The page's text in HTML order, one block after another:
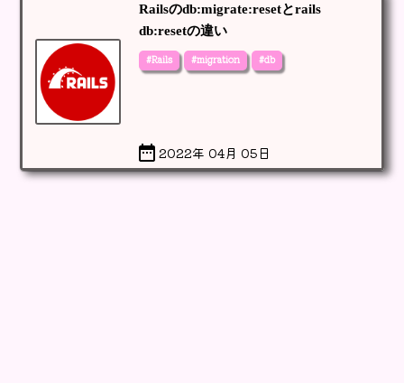
Railsのdb:migrate:resetとrails
db:resetの違い
#Rails #migration #db
2022年 04月 05日